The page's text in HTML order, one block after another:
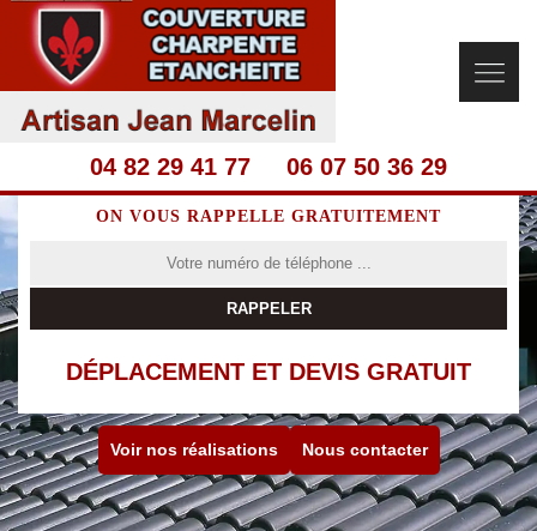
04 82 29 41 77 06 07 50 36 29
ON VOUS RAPPELLE GRATUITEMENT
DÉPLACEMENT ET DEVIS GRATUIT
Voir nos réalisations Nous contacter